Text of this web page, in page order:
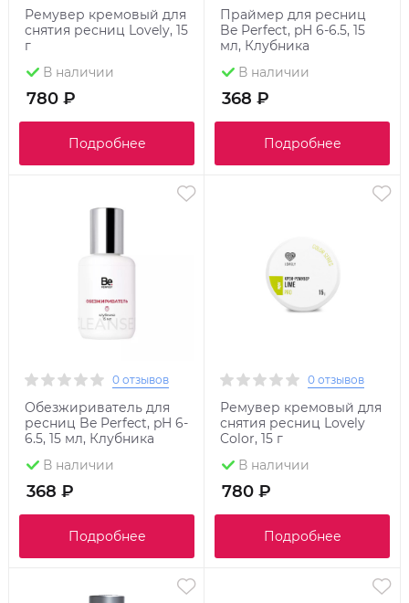
Ремувер кремовый для
снятия ресниц Lovely, 15
г
В наличии
780 ₽
Подробнее
Праймер для ресниц
Be Perfect, pH 6-6.5, 15
мл, Клубника
В наличии
368 ₽
Подробнее
0 отзывов
Обезжириватель для
ресниц Be Perfect, pH 6-
6.5, 15 мл, Клубника
В наличии
368 ₽
Подробнее
0 отзывов
Ремувер кремовый для
снятия ресниц Lovely
Color, 15 г
В наличии
780 ₽
Подробнее